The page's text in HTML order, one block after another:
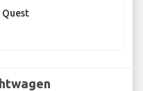
Quest